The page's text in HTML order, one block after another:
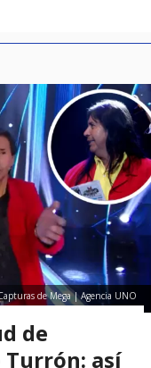
de Mega | Agencia UNO
de
Turrón: así